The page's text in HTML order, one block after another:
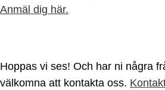
Anmäl dig här.
Hoppas vi ses! Och har ni några
välkomna att kontakta oss.